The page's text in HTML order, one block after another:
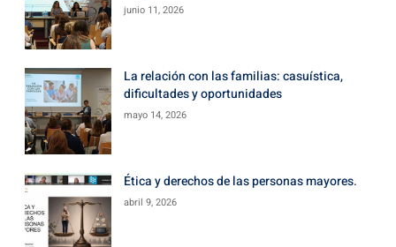
junio 11, 2026
La relación con las familias: casuística,
dificultades y oportunidades
mayo 14, 2026
Ética y derechos de las personas mayores.
abril 9, 2026